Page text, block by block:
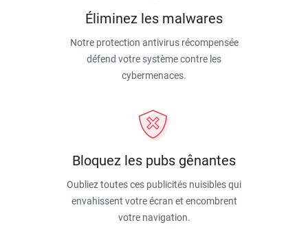
Éliminez les malwares
Notre protection antivirus récompensée
défend votre système contre les
cybermenaces.
Bloquez les pubs gênantes
Oubliez toutes ces publicités nuisibles qui
envahissent votre écran et encombrent
votre navigation.